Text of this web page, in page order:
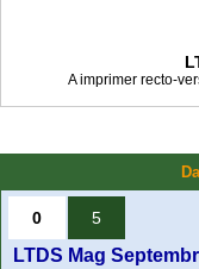
A imprimer recto-
0 5
LTDS Mag